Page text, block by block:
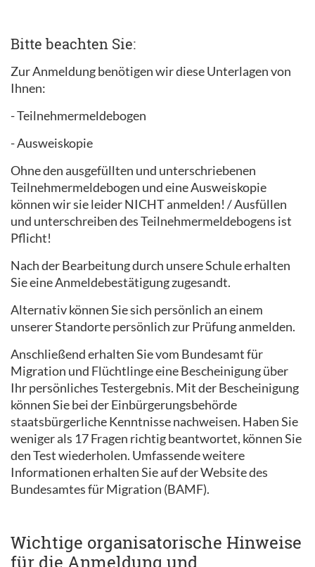
Bitte beachten Sie:
Zur Anmeldung benötigen wir diese Unterlagen von
Ihnen:
- Teilnehmermeldebogen
- Ausweiskopie
Ohne den ausgefüllten und unterschriebenen
Teilnehmermeldebogen und eine Ausweiskopie
können wir sie leider NICHT anmelden! / Ausfüllen
und unterschreiben des Teilnehmermeldebogens ist
Pflicht!
Nach der Bearbeitung durch unsere Schule erhalten
Sie eine Anmeldebestätigung zugesandt.
Alternativ können Sie sich persönlich an einem
unserer Standorte persönlich zur Prüfung anmelden.
Anschließend erhalten Sie vom Bundesamt für
Migration und Flüchtlinge eine Bescheinigung über
Ihr persönliches Testergebnis. Mit der Bescheinigung
können Sie bei der Einbürgerungsbehörde
staatsbürgerliche Kenntnisse nachweisen. Haben Sie
weniger als 17 Fragen richtig beantwortet, können Sie
den Test wiederholen. Umfassende weitere
Informationen erhalten Sie auf der Website des
Bundesamtes für Migration (BAMF).
Wichtige organisatorische Hinweise
für die Anmeldung und